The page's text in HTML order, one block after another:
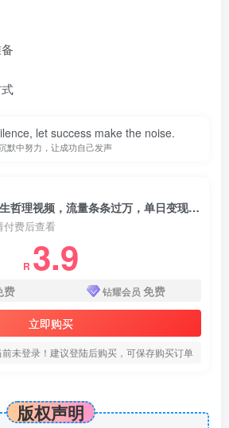
let success make the noise.
默中努力，让成功自己发声
利用DeepSeek用人生哲理视频，流量条条过万，单日变现数张
付费后查看
R 3.9
费 钻耀会员 免费
立即购买
前未登录！建议登陆后购买，可保存购买订单
版权声明